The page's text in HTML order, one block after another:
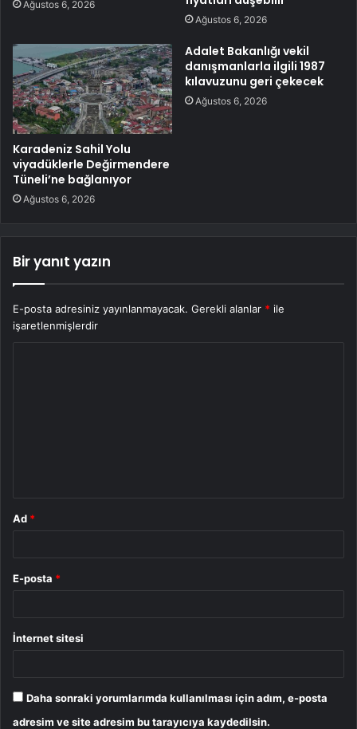
Ağustos 6, 2026
Ağustos 6, 2026
Karadeniz Sahil Yolu
viyadüklerle Değirmendere
Tüneli’ne bağlanıyor
Ağustos 6, 2026
Adalet Bakanlığı vekil
danışmanlarla ilgili 1987
kılavuzunu geri çekecek
Ağustos 6, 2026
Bir yanıt yazın
E-posta adresiniz yayınlanmayacak. Gerekli alanlar * ile
işaretlenmişlerdir
Ad *
E-posta *
İnternet sitesi
Daha sonraki yorumlarımda kullanılması için adım, e-posta
adresim ve site adresim bu tarayıcıya kaydedilsin.